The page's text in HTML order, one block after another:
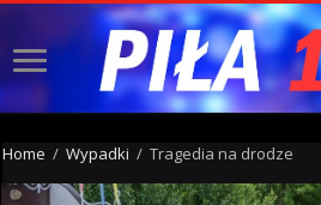
Home / Wypadki / Tragedia na drodze